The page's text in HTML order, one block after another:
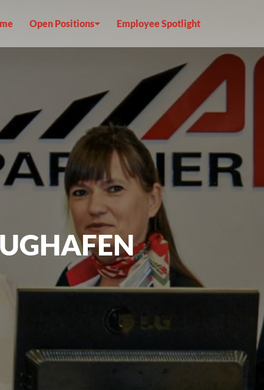
Open Positions Employee Spotlight